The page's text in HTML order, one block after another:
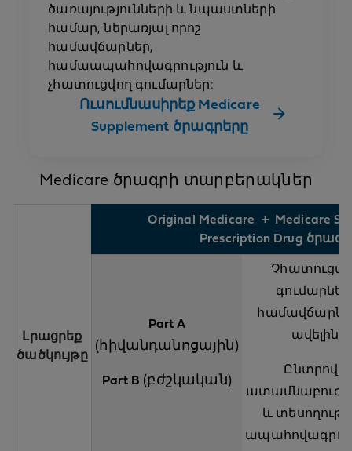
ծառայությունների և նպաստների
համար, ներառյալ որոշ
համավճարներ,
համաապահովագրություն և
չհատուցվող գումարներ:
Ուսումնասիրեք Medicare
Supplement ծրագրերը
Medicare ծրագրի տարբերակներ
Լրացրեք
ծածկույթը
Original Medicare + Medicare
Prescription Drug
Part A
(հիվանդանոցային)
Part B (բժշկական)
ավելին
Ընտրովի
և